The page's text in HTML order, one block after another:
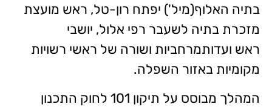
בתיה האלוף(מיל') יפתח רון-טל, ראש מועצת
מזכרת בתיה לשעבר רפי אלול, יושבי
ראש ועדותמרחביות ושורה של ראשי רשויות
מקומיות באזור השפלה.
המהלך מבוסס על תיקון 101 לחוק התכנון